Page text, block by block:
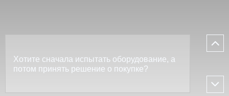
Хотите сначала испытать оборудование, а
потом принять решение о покупке?